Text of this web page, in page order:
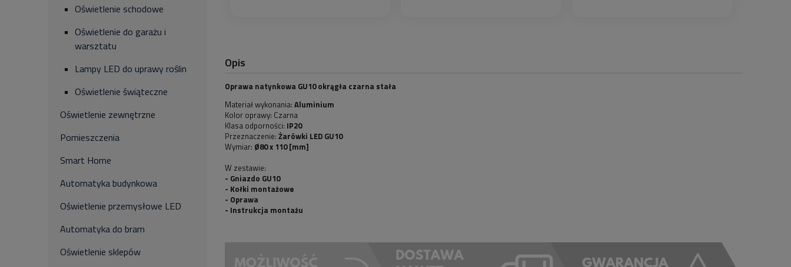
Oświetlenie schodowe
Oświetlenie do garażu i
warsztatu
Lampy LED do uprawy roślin
Oświetlenie świąteczne
Oświetlenie zewnętrzne
Pomieszczenia
Smart Home
Automatyka budynkowa
Oświetlenie przemysłowe LED
Automatyka do bram
Oświetlenie sklepów
Opis
Oprawa natynkowa GU10 okrągła czarna stała
Materiał wykonania: Aluminium
Kolor oprawy: Czarna
Klasa odporności: IP20
Przeznaczenie: Żarówki LED GU10
Wymiar: Ø80x 110 [mm]
W zestawie:
- Gniazdo GU10
- Kołki montażowe
- Oprawa
- Instrukcja montażu